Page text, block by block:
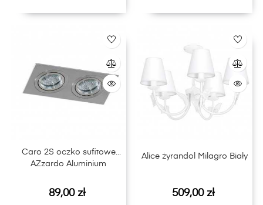
Caro 2S oczko sufitowe
AZzardo Aluminium
Cena
89,00 zł
Alice żyrandol Milagro Biały
Cena
509,00 zł